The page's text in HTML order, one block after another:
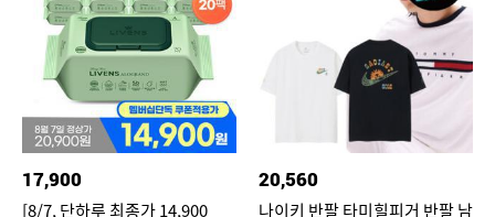
17,900
[8/7, 단하루 최종가 14,900
20,560
나이키 반팔 타미힐피거 반팔 남